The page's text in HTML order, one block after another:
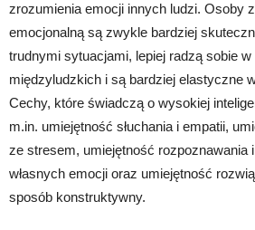
zrozumienia emocji innych ludzi. Osoby
emocjonalną są zwykle bardziej
trudnymi sytuacjami, lepiej radzą sobie w
międzyludzkich i są bardziej elastyczne
Cechy, które świadczą o wysokiej
m.in. umiejętność słuchania i empatii,
ze stresem, umiejętność rozpoznawania
własnych emocji oraz umiejętność
sposób konstruktywny.